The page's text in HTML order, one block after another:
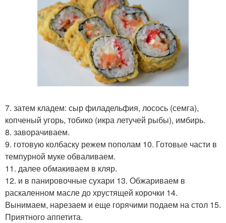
7. затем кладем: сыр филадельфия, лосось (семга),
копченый угорь, тобико (икра летучей рыбы), имбирь.
8. заворачиваем.
9. готовую колбаску режем пополам 10. Готовые части в
темпурной муке обваливаем.
11. далее обмакиваем в кляр.
12. и в панировочные сухари 13. Обжариваем в
раскаленном масле до хрустящей корочки 14.
Вынимаем, нарезаем и еще горячими подаем на стол 15.
Приятного аппетита.